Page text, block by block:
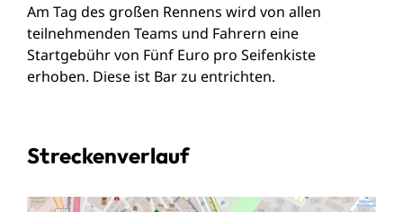
Am Tag des großen Rennens wird von allen
teilnehmenden Teams und Fahrern eine
Startgebühr von Fünf Euro pro Seifenkiste
erhoben. Diese ist Bar zu entrichten.
Streckenverlauf